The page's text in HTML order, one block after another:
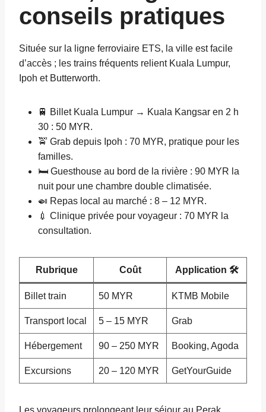
conseils pratiques
Située sur la ligne ferroviaire ETS, la ville est facile
d’accès ; les trains fréquents relient Kuala Lumpur,
Ipoh et Butterworth.
🚆 Billet Kuala Lumpur → Kuala Kangsar en 2 h
30 : 50 MYR.
🚖 Grab depuis Ipoh : 70 MYR, pratique pour les
familles.
🛏️ Guesthouse au bord de la rivière : 90 MYR la
nuit pour une chambre double climatisée.
🍛 Repas local au marché : 8 – 12 MYR.
💉 Clinique privée pour voyageur : 70 MYR la
consultation.
Rubrique Coût Application 🛠️
Billet train 50 MYR KTMB Mobile
Transport local 5 – 15 MYR Grab
Hébergement 90 – 250 MYR Booking, Agoda
Excursions 20 – 120 MYR GetYourGuide
Les voyageurs prolongeant leur séjour au Perak